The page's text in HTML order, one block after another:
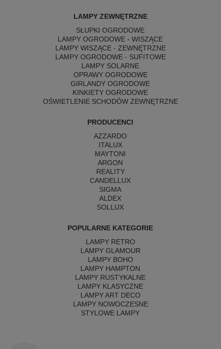
LAMPY ZEWNĘTRZNE
SŁUPKI OGRODOWE
LAMPY OGRODOWE - WISZĄCE
LAMPY WISZĄCE - ZEWNĘTRZNE
LAMPY OGRODOWE - SUFITOWE
LAMPY SOLARNE
OPRAWY OGRODOWE
GIRLANDY OGRODOWE
KINKIETY OGRODOWE
OŚWIETLENIE SCHODÓW ZEWNĘTRZNE
PRODUCENCI
AZZARDO
ITALUX
MAYTONI
ARGON
REALITY
CANDELLUX
SIGMA
ALDEX
SOLLUX
POPULARNE KATEGORIE
LAMPY RETRO
LAMPY GLAMOUR
LAMPY BOHO
LAMPY HAMPTON
LAMPY RUSTYKALNE
LAMPY KLASYCZNE
LAMPY ART DECO
LAMPY NOWOCZESNE
STYLOWE LAMPY